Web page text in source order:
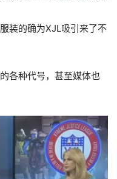
装的确为XJL吸引来了不
各种代号，甚至媒体也